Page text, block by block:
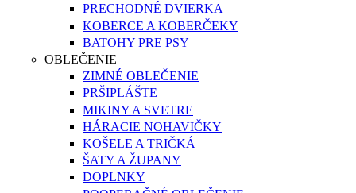
PRECHODNÉ DVIERKA
KOBERCE A KOBERČEKY
BATOHY PRE PSY
OBLEČENIE
ZIMNÉ OBLEČENIE
PRŠIPLÁŠTE
MIKINY A SVETRE
HÁRACIE NOHAVIČKY
KOŠELE A TRIČKÁ
ŠATY A ŽUPANY
DOPLNKY